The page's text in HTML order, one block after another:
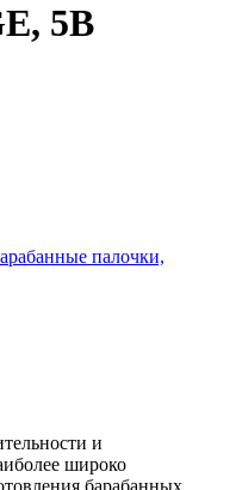
5B
палочки,
и
широко
барабанных